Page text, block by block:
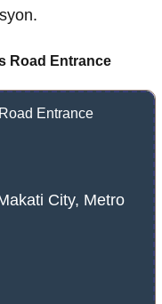
Road Entrance
City, Metro